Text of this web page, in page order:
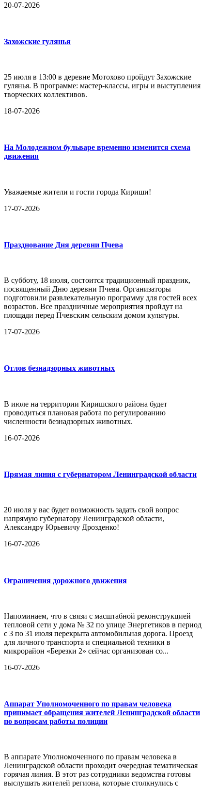
20-07-2026
Захожские гулянья
25 июля в 13:00 в деревне Мотохово пройдут Захожские
гулянья. В программе: мастер-классы, игры и выступления
творческих коллективов.
18-07-2026
На Молодежном бульваре временно изменится схема
движения
Уважаемые жители и гости города Кириши!
17-07-2026
Празднование Дня деревни Пчева
В субботу, 18 июля, состоится традиционный праздник,
посвященный Дню деревни Пчева. Организаторы
подготовили развлекательную программу для гостей всех
возрастов. Все праздничные мероприятия пройдут на
площади перед Пчевским сельским домом культуры.
17-07-2026
Отлов безнадзорных животных
В июле на территории Киришского района будет
проводиться плановая работа по регулированию
численности безнадзорных животных.
16-07-2026
Прямая линия с губернатором Ленинградской области
20 июля у вас будет возможность задать свой вопрос
напрямую губернатору Ленинградской области,
Александру Юрьевичу Дрозденко!
16-07-2026
Ограничения дорожного движения
Напоминаем, что в связи с масштабной реконструкцией
тепловой сети у дома № 32 по улице Энергетиков в период
с 3 по 31 июля перекрыта автомобильная дорога. Проезд
для личного транспорта и специальной техники в
микрорайон «Березки 2» сейчас организован со...
16-07-2026
Аппарат Уполномоченного по правам человека
принимает обращения жителей Ленинградской области
по вопросам работы полиции
В аппарате Уполномоченного по правам человека в
Ленинградской области проходит очередная тематическая
горячая линия. В этот раз сотрудники ведомства готовы
выслушать жителей региона, которые столкнулись с